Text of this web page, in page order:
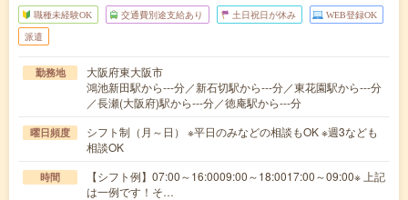
職種未経験OK 交通費別途支給あり 土日祝日が休み WEB登録OK
派遣
勤務地
大阪府東大阪市
鴻池新田駅から---分／新石切駅から---分／東花園駅から---分
／長瀬(大阪府)駅から---分／徳庵駅から---分
曜日頻度
シフト制（月～日） ※平日のみなどの相談もOK ※週3なども
相談OK
時間
【シフト例】07:00～16:0009:00～18:0017:00～09:00※ 上記
は一例です！そ…